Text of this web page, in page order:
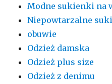
Modne sukienki na
Niepowtarzalne
obuwie
Odzież damska
Odzież plus size
Odzież z denimu